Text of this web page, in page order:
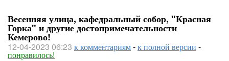
Весенняя улица, кафедральный собор, "Красная
Горка" и другие достопримечательности
Кемерово!
12-04-2023 06:23 к комментариям-к полной версии -
понравилось!